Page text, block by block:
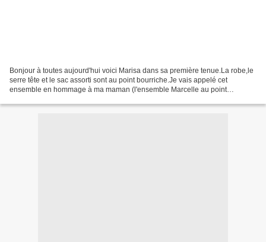
Bonjour à toutes aujourd'hui voici Marisa dans sa première tenue.La robe,le
serre tête et le sac assorti sont au point bourriche.Je vais appelé cet
ensemble en hommage à ma maman (l'ensemble Marcelle au point